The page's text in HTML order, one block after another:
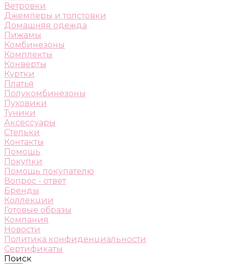
Ветровки
Джемперы и толстовки
Домашняя одежда
Пижамы
Комбинезоны
Комплекты
Конверты
Куртки
Платья
Полукомбинезоны
Пуховики
Туники
Аксессуары
Стельки
Контакты
Помощь
Покупки
Помощь покупателю
Вопрос - ответ
Бренды
Коллекции
Готовые образы
Компания
Новости
Политика конфиденциальности
Сертификаты
Поиск